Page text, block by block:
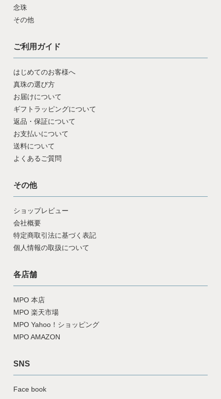
念珠
その他
ご利用ガイド
はじめてのお客様へ
真珠の選び方
お届けについて
ギフトラッピングについて
返品・保証について
お支払いについて
送料について
よくあるご質問
その他
ショップレビュー
会社概要
特定商取引法に基づく表記
個人情報の取扱について
各店舗
MPO 本店
MPO 楽天市場
MPO Yahoo！ショッピング
MPO AMAZON
SNS
Face book